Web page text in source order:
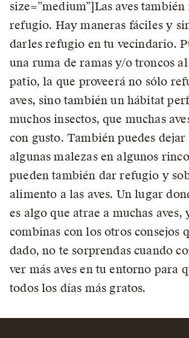
size=”medium”]Las aves también
refugio. Hay maneras fáciles y
darles refugio en tu vecindario.
una ruma de ramas y/o troncos
patio, la que proveerá no sólo
aves, sino también un hábitat
muchos insectos, que muchas
con gusto. También puedes dejar
algunas malezas en algunos
pueden también dar refugio y
alimento a las aves. Un lugar
es algo que atrae a muchas aves,
combinas con los otros consejos
dado, no te sorprendas cuando
ver más aves en tu entorno para
todos los días más gratos.